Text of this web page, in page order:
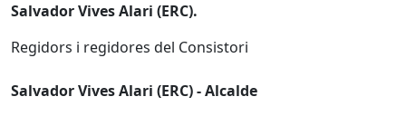
Salvador Vives Alari (ERC).
Regidors i regidores del Consistori
Salvador Vives Alari (ERC) - Alcalde